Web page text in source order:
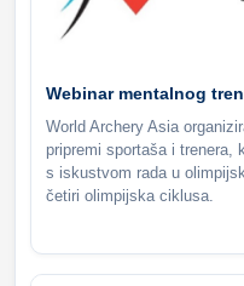
Webinar mentalnog
World Archery Asia
pripremi sportaša i trenera,
s iskustvom rada u
četiri olimpijska ciklusa.